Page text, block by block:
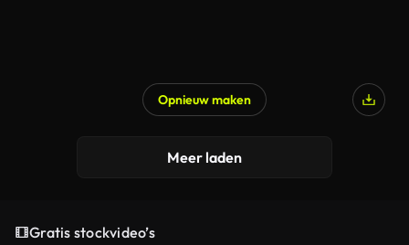
Opnieuw maken
Meer laden
Gratis stockvideo’s